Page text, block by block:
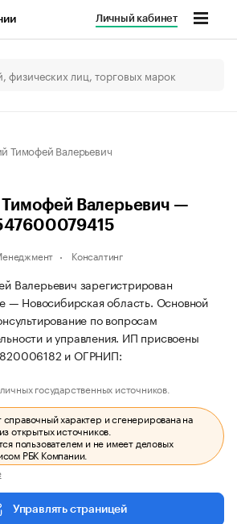
Личный кабинет
Тимофей Валерьевич
Тимофей Валерьевич —
Консалтинг
Валерьевич зарегистрирован
— Новосибирская область. Основной
по вопросам
и управления. ИП присвоены
и ОГРНИП:
государственных источников.
характер и сгенерирована на
открытых источников.
пользователем и не имеет деловых
РБК Компании.
Управлять страницей